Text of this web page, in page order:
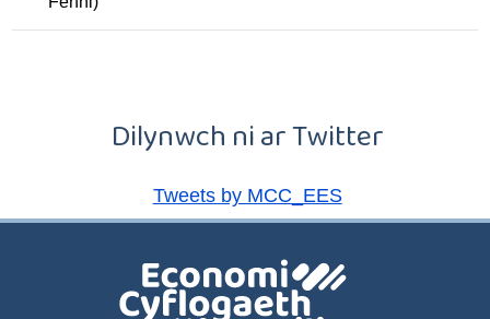
Dilynwch ni ar Twitter
Tweets by MCC_EES